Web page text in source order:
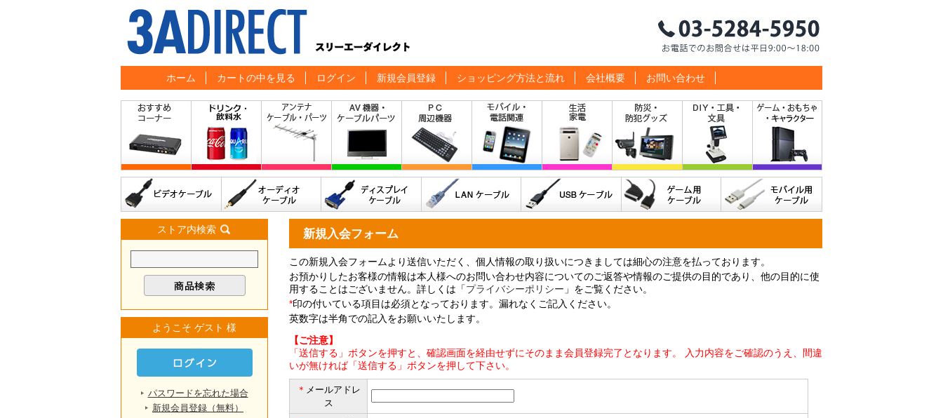
ホーム カートの中を見る ログイン 新規会員登録 ショッピング方法と流れ 会社概要 お問い合わせ
新規入会フォーム
この新規入会フォームより送信いただく、個人情報の取り扱いにつきましては細心の注意を払っております。
お預かりしたお客様の情報は本人様へのお問い合わせ内容についてのご返答や情報のご提供の目的であり、他の目的に使
用することはございません。詳しくは「プライバシーポリシー 」をご覧ください。
*印の付いている項目は必須となっております。漏れなくご記入ください。
英数字は半角での記入をお願いいたします。
【ご注意】
「送信する」ボタンを押すと、確認画面を経由せずにそのまま会員登録完了となります。 入力内容をご確認のうえ、間違
いが無ければ「送信する」ボタンを押して下さい。
＊ メールアドレ
ス
ストア内検索
ようこそ ゲスト 様
パスワードを忘れた場合
新規会員登録（無料）